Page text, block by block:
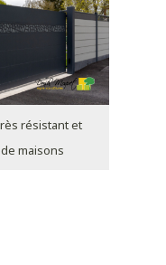
résistant et
maisons